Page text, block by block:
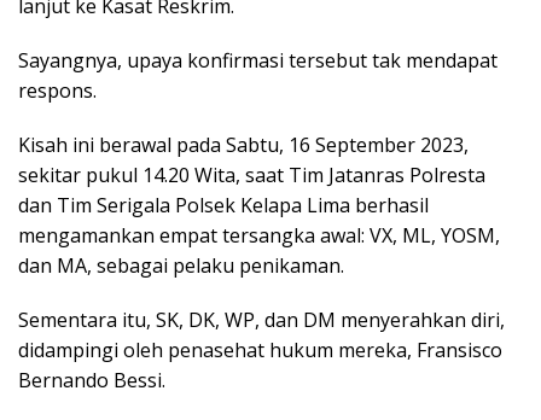
lanjut ke Kasat Reskrim.
Sayangnya, upaya konfirmasi tersebut tak mendapat
respons.
Kisah ini berawal pada Sabtu, 16 September 2023,
sekitar pukul 14.20 Wita, saat Tim Jatanras Polresta
dan Tim Serigala Polsek Kelapa Lima berhasil
mengamankan empat tersangka awal: VX, ML, YOSM,
dan MA, sebagai pelaku penikaman.
Sementara itu, SK, DK, WP, dan DM menyerahkan diri,
didampingi oleh penasehat hukum mereka, Fransisco
Bernando Bessi.